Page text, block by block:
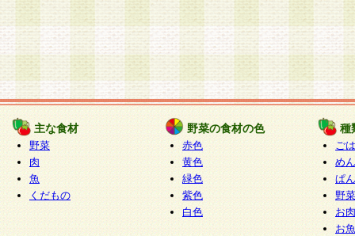
主な食材
野菜
肉
魚
くだもの
野菜の食材の色
赤色
黄色
緑色
紫色
白色
種
ご
めん
ぱん
野
お
お